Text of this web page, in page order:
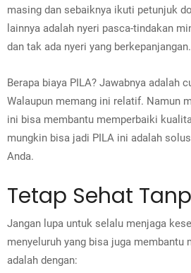
masing dan sebaiknya ikuti petunjuk
lainnya adalah nyeri pasca-tindakan
dan tak ada nyeri yang berkepanjangan.
Berapa biaya PILA? Jawabnya adalah
Walaupun memang ini relatif. Namun
ini bisa membantu memperbaiki
mungkin bisa jadi PILA ini adalah
Anda.
Tetap Sehat
Jangan lupa untuk selalu menjaga
menyeluruh yang bisa juga membantu
adalah dengan: